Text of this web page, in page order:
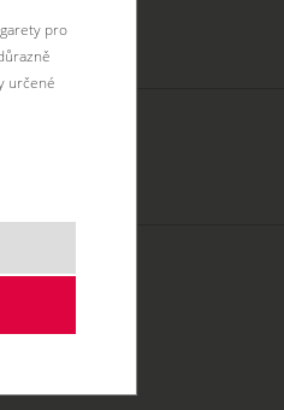
pro
určené